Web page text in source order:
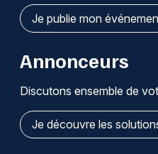
Je publie mon
Annonceurs
Discutons ensemble de
Je découvre les